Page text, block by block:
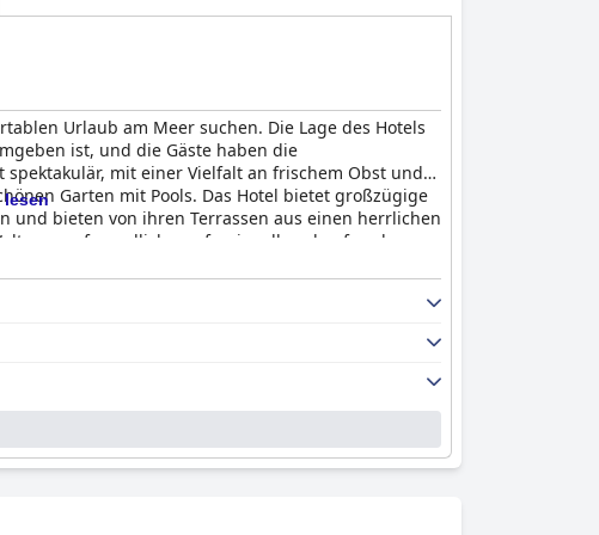
Urlaub am Meer suchen. Die Lage des Hotels
ist, und die Gäste haben die
mit einer Vielfalt an frischem Obst und
Garten mit Pools. Das Hotel bietet großzügige
und bieten von ihren Terrassen aus einen herrlichen
super freundlich, professionell und aufmerksam.
einer Poolbar, und die Nähe des Hotels zum Strand
Parkmöglichkeiten für alle Gäste. Trotz
ist das Hotel insgesamt ein fabelhafter Ort für
gepflegten Einrichtungen.
lesen